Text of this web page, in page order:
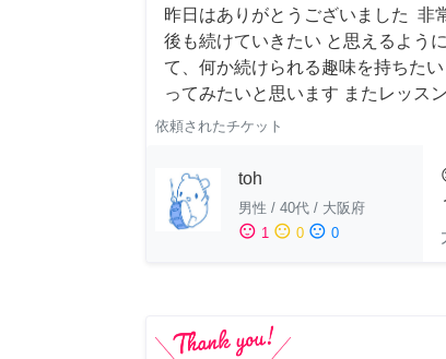
昨日はありがとうございました 非
後も続けていきたい と思えるよう
て、何か続けられる趣味を持ちた
ってみたいと思います またレッス
依頼されたチケット
toh
男性 / 40代 / 大阪府
sentiment_satisfied 1 sentiment_neutral 0 sentiment_dissatisfied 0